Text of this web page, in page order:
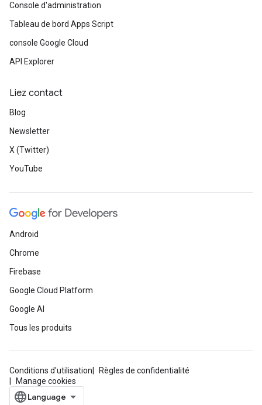
Console d'administration
Tableau de bord Apps Script
console Google Cloud
API Explorer
Liez contact
Blog
Newsletter
X (Twitter)
YouTube
Android
Chrome
Firebase
Google Cloud Platform
Google AI
Tous les produits
Conditions d'utilisation
Règles de confidentialité
Manage cookies